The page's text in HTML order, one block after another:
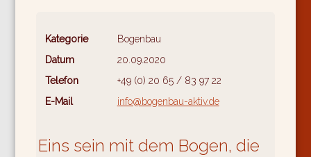
Kategorie
Bogenbau
Datum
20.09.2020
Telefon
+49 (0) 20 65 / 83 97 22
E-Mail
info@bogenbau-aktiv.de
Eins sein mit dem Bogen, die